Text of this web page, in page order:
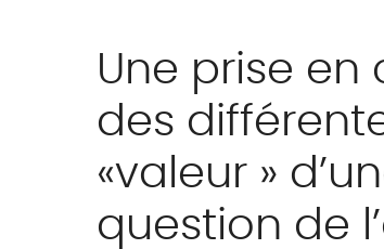
Une prise
des
«valeur »
question de